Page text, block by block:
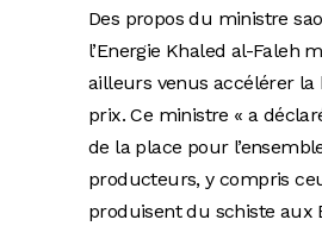
Des propos du ministre
l’Energie Khaled al-Faleh
ailleurs venus accélérer la
prix. Ce ministre « a
de la place pour
producteurs, y compris
produisent du schiste aux